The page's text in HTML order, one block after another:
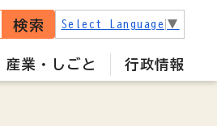
産業・しごと 行政情報
検索 Select Language ▼